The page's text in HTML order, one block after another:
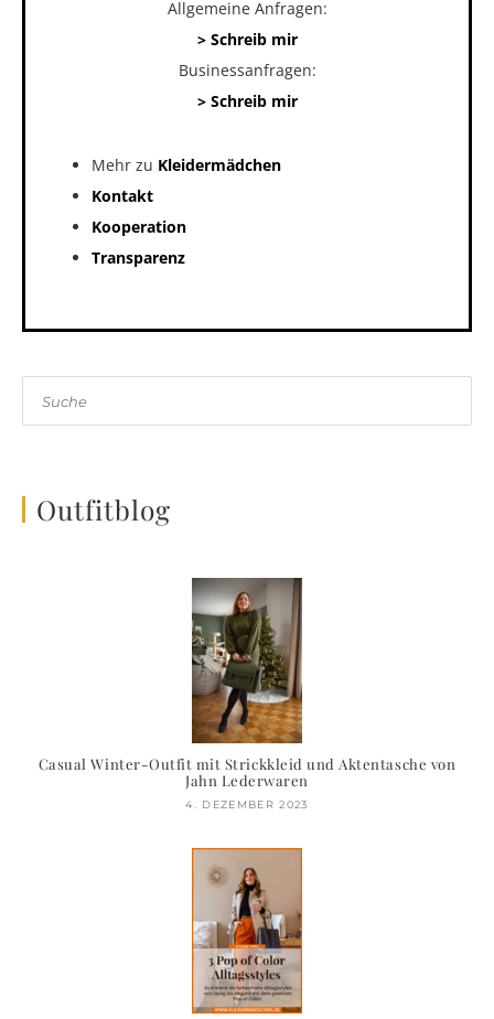
Allgemeine Anfragen:
> Schreib mir
Businessanfragen:
> Schreib mir
Mehr zu Kleidermädchen
Kontakt
Kooperation
Transparenz
Outfitblog
Casual Winter-Outfit mit Strickkleid und Aktentasche von
Jahn Lederwaren
4. DEZEMBER 2023